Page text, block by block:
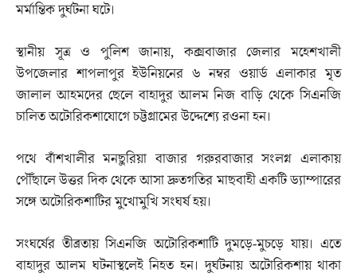
মর্মান্তিক দুর্ঘটনা ঘটে।
স্থানীয় সূত্র ও পুলিশ জানায়, কক্সবাজার জেলার মহেশখালী
উপজেলার শাপলাপুর ইউনিয়নের ৬ নম্বর ওয়ার্ড এলাকার মৃত
জালাল আহমদের ছেলে বাহাদুর আলম নিজ বাড়ি থেকে সিএনজি
চালিত অটোরিকশাযোগে চট্টগ্রামের উদ্দেশ্যে রওনা হন।
পথে বাঁশখালীর মনছুরিয়া বাজার গরুরবাজার সংলগ্ন এলাকায়
পৌঁছালে উত্তর দিক থেকে আসা দ্রুতগতির মাছবাহী একটি ড্যাম্পারের
সঙ্গে অটোরিকশাটির মুখোমুখি সংঘর্ষ হয়।
সংঘর্ষের তীব্রতায় সিএনজি অটোরিকশাটি দুমড়ে-মুচড়ে যায়। এতে
বাহাদুর আলম ঘটনাস্থলেই নিহত হন। দুর্ঘটনায় অটোরিকশায় থাকা